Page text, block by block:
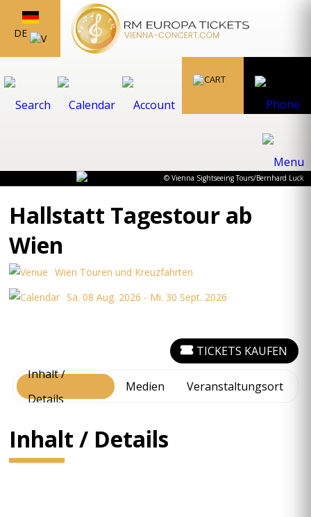
DE
© Vienna Sightseeing Tours/Bernhard Luck
Hallstatt Tagestour ab
Wien
Wien Touren und Kreuzfahrten
Sa. 08 Aug. 2026 - Mi. 30 Sept. 2026
Inhalt /
Details
Medien Veranstaltungsort
TICKETS KAUFEN
Inhalt / Details